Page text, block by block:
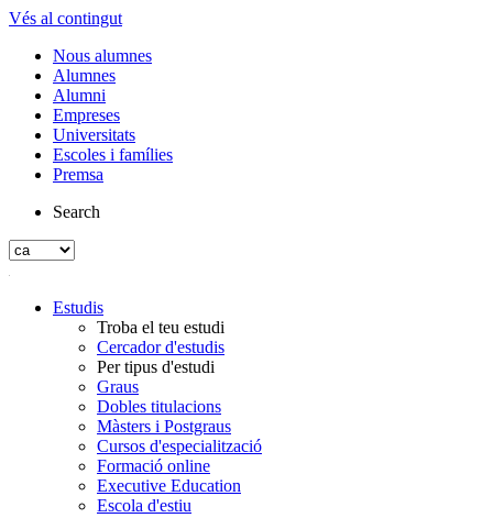
Vés al contingut
Nous alumnes
Alumnes
Alumni
Empreses
Universitats
Escoles i famílies
Premsa
Search
Estudis
Troba el teu estudi
Cercador d'estudis
Per tipus d'estudi
Graus
Dobles titulacions
Màsters i Postgraus
Cursos d'especialització
Formació online
Executive Education
Escola d'estiu